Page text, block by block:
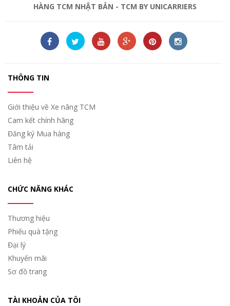
HÀNG TCM NHẬT BẢN - TCM BY UNICARRIERS
THÔNG TIN
Giới thiệu về Xe nâng TCM
Cam kết chính hãng
Đăng ký Mua hàng
Tâm tải
Liên hệ
CHỨC NĂNG KHÁC
Thương hiệu
Phiếu quà tặng
Đại lý
Khuyến mãi
Sơ đồ trang
TÀI KHOẢN CỦA TÔI